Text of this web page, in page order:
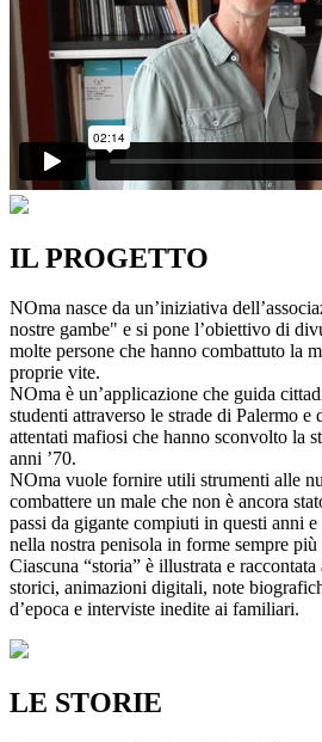
IL PROGETTO
NOma nasce da un’iniziativa
nostre gambe" e si pone l’obiettivo di
molte persone che hanno combattuto la
proprie vite.
NOma è un’applicazione che guida
studenti attraverso le strade di Palermo
attentati mafiosi che hanno sconvolto la
anni ’70.
NOma vuole fornire utili strumenti alle
combattere un male che non è ancora
passi da gigante compiuti in questi anni
nella nostra penisola in forme sempre più
Ciascuna “storia” è illustrata e
storici, animazioni digitali, note
d’epoca e interviste inedite ai familiari.
LE STORIE